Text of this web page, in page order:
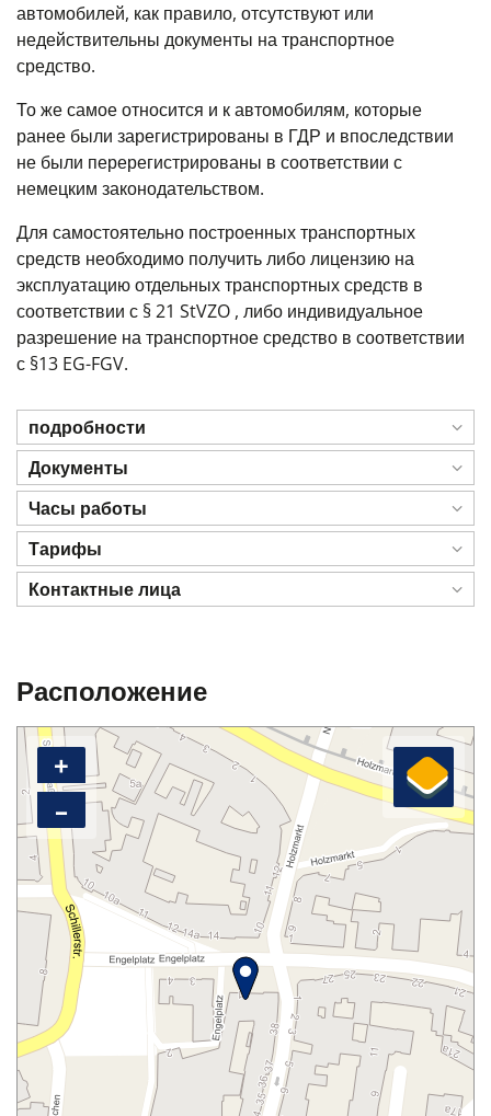
автомобилей, как правило, отсутствуют или
недействительны документы на транспортное
средство.
То же самое относится и к автомобилям, которые
ранее были зарегистрированы в ГДР и впоследствии
не были перерегистрированы в соответствии с
немецким законодательством.
Для самостоятельно построенных транспортных
средств необходимо получить либолицензию на
эксплуатацию отдельных транспортных средств в
соответствии с § 21 StVZO , либо индивидуальное
разрешение на транспортное средство в соответствии
с §13 EG-FGV.
подробности
Документы
Часы работы
Тарифы
Контактные лица
Расположение
+
–